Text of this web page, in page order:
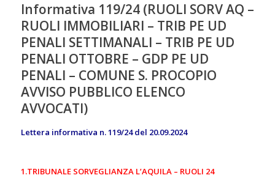
Informativa 119/24 (RUOLI SORV AQ –
RUOLI IMMOBILIARI – TRIB PE UD
PENALI SETTIMANALI – TRIB PE UD
PENALI OTTOBRE – GDP PE UD
PENALI – COMUNE S. PROCOPIO
AVVISO PUBBLICO ELENCO
AVVOCATI)
Lettera informativa n. 119/24 del 20.09.2024
1.TRIBUNALE SORVEGLIANZA L’AQUILA – RUOLI 24